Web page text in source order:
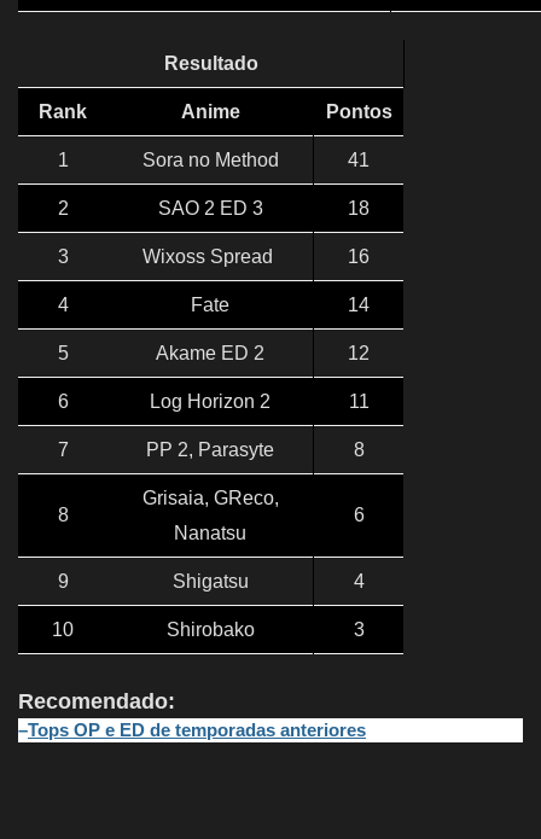
Resultado
Rank Anime Pontos
1 Sora no Method 41
2 SAO 2 ED 3 18
3 Wixoss Spread 16
4 Fate 14
5 Akame ED 2 12
6 Log Horizon 2 11
7 PP 2, Parasyte 8
8
Grisaia, GReco,
Nanatsu
6
9 Shigatsu 4
10 Shirobako 3
Recomendado:
–Tops OP e ED de temporadas anteriores